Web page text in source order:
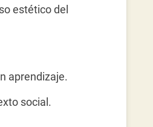
estético del
aprendizaje.
social.